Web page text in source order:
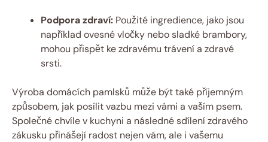
Podpora zdraví: Použité ingredience, jako jsou
například ovesné vločky nebo sladké brambory,
mohou přispět ke zdravému trávení a zdravé
srsti.
Výroba domácích pamlsků může být také příjemným
způsobem, jak posílit vazbu mezi vámi a vaším psem.
Společné chvíle v kuchyni a následné sdílení zdravého
zákusku přinášejí radost nejen vám, ale i vašemu